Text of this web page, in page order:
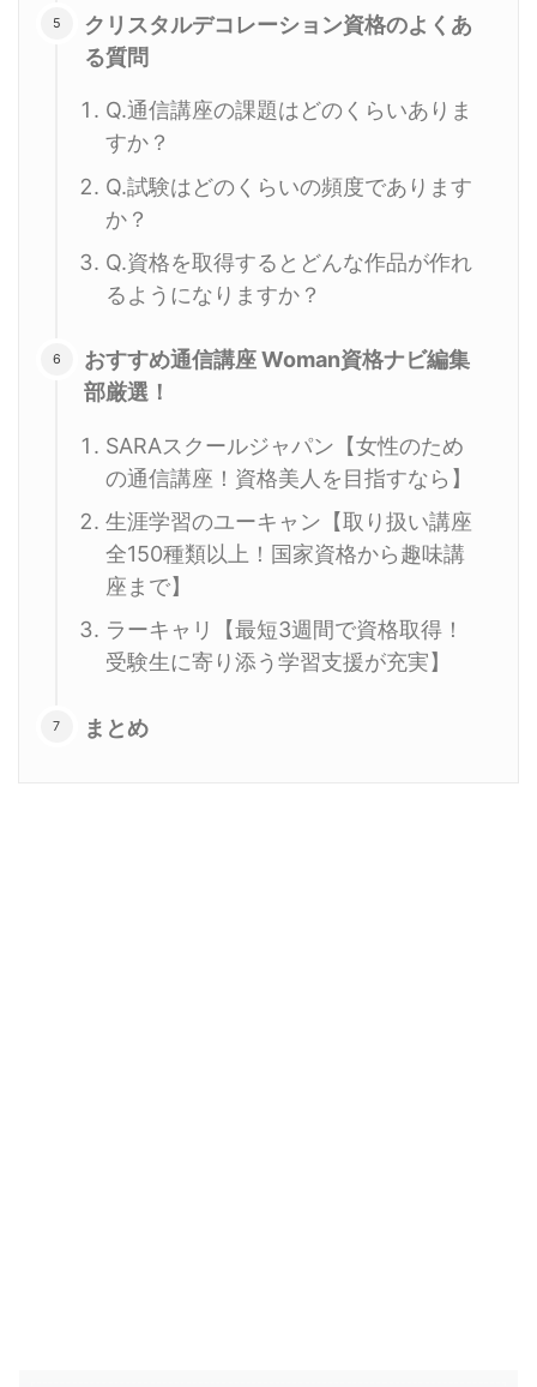
クリスタルデコレーション資格のよくあ
る質問
Q.通信講座の課題はどのくらいありま
すか？
Q.試験はどのくらいの頻度であります
か？
Q.資格を取得するとどんな作品が作れ
るようになりますか？
おすすめ通信講座 Woman資格ナビ編集
部厳選！
SARAスクールジャパン【女性のため
の通信講座！資格美人を目指すなら】
生涯学習のユーキャン【取り扱い講座
全150種類以上！国家資格から趣味講
座まで】
ラーキャリ【最短3週間で資格取得！
受験生に寄り添う学習支援が充実】
まとめ